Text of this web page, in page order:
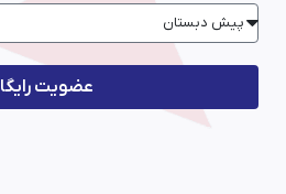
عضویت